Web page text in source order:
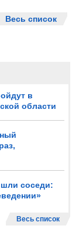
в
области
соседи:
Весь список
Весь список